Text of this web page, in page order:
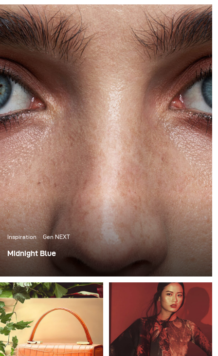
like no other. When we have them at the office, they are
gone within minutes. So for this month, we decided to
take a bite out of food photography (sorry for the pun, it
just had to be done).
Inspiration Gen NEXT
Midnight Blue
model Marizaan, I knew I wanted to photograph her
against a dark blue background.